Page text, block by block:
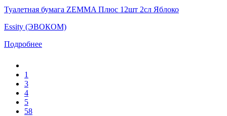
Туалетная бумага ZEMMA Плюс 12шт 2сл Яблоко
Essity (ЭВОКОМ)
Подробнее
1
3
4
5
58